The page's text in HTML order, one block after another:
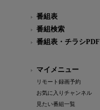
番組表
番組検索
番組表・チラシPDF
マイメニュー
リモート録画予約
お気に入りチャンネル
見たい番組一覧